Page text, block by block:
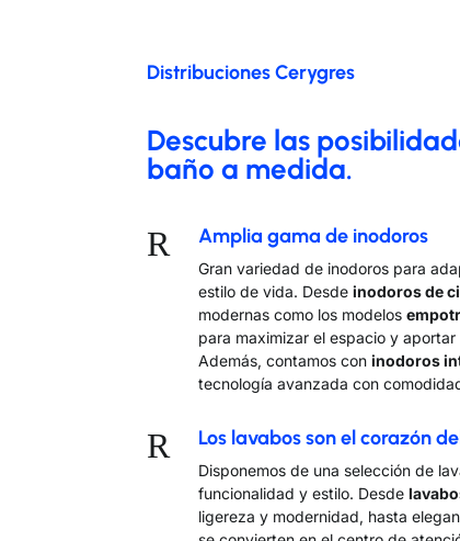
Distribuciones Cerygres
Descubre las
baño a medida.
R Amplia gama de inodoros
Gran variedad de inodoros para
estilo de vida. Desdeinodoros de
modernas como los modelos
para maximizar el espacio y
Además, contamos coninodoros
tecnología avanzada con
R Los lavabos son el corazón
Disponemos de una selección de
funcionalidad y estilo. Desde
ligereza y modernidad, hasta